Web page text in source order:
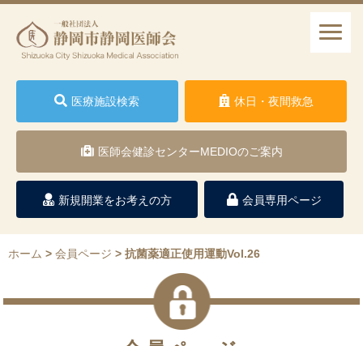
新規開業をお考えの方 会員専用ページ
医療施設検索 休日・夜間救急
医師会健診センターMEDIOのご案内
ホーム > 会員ページ > 抗菌薬適正使用運動Vol.26